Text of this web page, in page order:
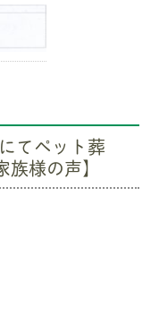
てペット葬
様の声】